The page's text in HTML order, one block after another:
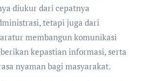
diukur dari cepatnya
tetapi juga dari
membangun komunikasi
kepastian informasi, serta
nyaman bagi masyarakat.